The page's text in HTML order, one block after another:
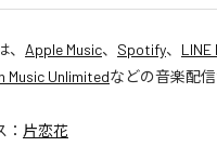
、 Apple Music、 Spotify、 LINE
Music Unlimitedなどの音楽配
片恋花